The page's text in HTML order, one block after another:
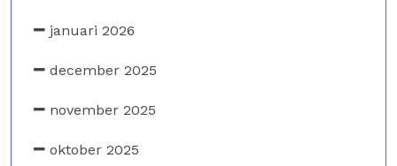
januari 2026
december 2025
november 2025
oktober 2025